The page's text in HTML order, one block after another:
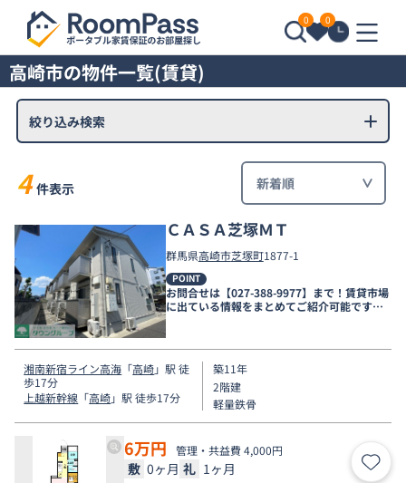
0 0
高崎市の物件一覧(賃貸)
絞り込み検索
4 件表示
ＣＡＳＡ芝塚ＭＴ
群馬県高崎市芝塚町1877-1
POINT
お問合せは【027-388-9977】まで！賃貸市場
に出ている情報をまとめてご紹介可能です☆
是非お電話でリアルタイムの空室状況をご確
認くださいませ♪
湘南新宿ライン高海 「高崎」駅 徒
歩17分
上越新幹線 「高崎」駅 徒歩17分
築11年
2階建
軽量鉄骨
6万円 管理・共益費 4,000円
敷 0ヶ月 礼 1ヶ月 お気